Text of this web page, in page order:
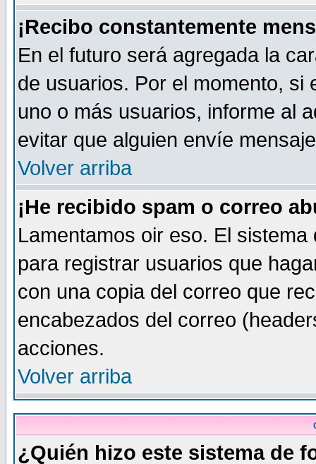
¡Recibo constantemente
En el futuro será agregada la
de usuarios. Por el momento, si
uno o más usuarios, informe al
evitar que alguien envíe
Volver arriba
¡He recibido spam o correo
Lamentamos oir eso. El
para registrar usuarios que
con una copia del correo que
encabezados del correo
acciones.
Volver arriba
¿Quién hizo este sistema de